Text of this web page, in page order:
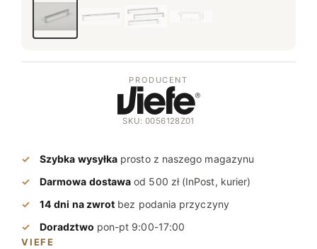
PRODUCENT
SKU: 0056128Z01
Szybka wysyłka prosto z naszego magazynu
Darmowa dostawa od 500 zł (InPost, kurier)
14 dni na zwrot bez podania przyczyny
Doradztwo pon-pt 9:00-17:00
VIEFE